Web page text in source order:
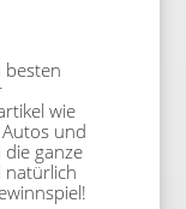
besten
wie
und
ganze
natürlich